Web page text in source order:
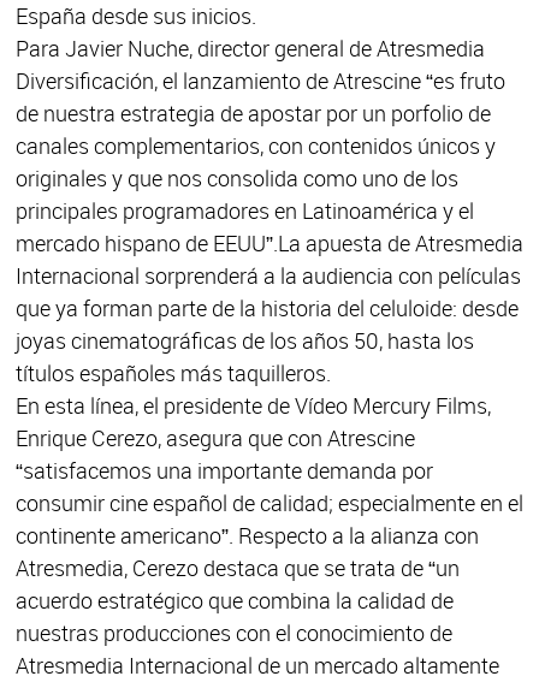
España desde sus inicios.
Para Javier Nuche, director general de Atresmedia
Diversificación, el lanzamiento de Atrescine “es fruto
de nuestra estrategia de apostar por un porfolio de
canales complementarios, con contenidos únicos y
originales y que nos consolida como uno de los
principales programadores en Latinoamérica y el
mercado hispano de EEUU”.La apuesta de Atresmedia
Internacional sorprenderá a la audiencia con películas
que ya forman parte de la historia del celuloide: desde
joyas cinematográficas de los años 50, hasta los
títulos españoles más taquilleros.
En esta línea, el presidente de Vídeo Mercury Films,
Enrique Cerezo, asegura que con Atrescine
“satisfacemos una importante demanda por
consumir cine español de calidad; especialmente en el
continente americano”. Respecto a la alianza con
Atresmedia, Cerezo destaca que se trata de “un
acuerdo estratégico que combina la calidad de
nuestras producciones con el conocimiento de
Atresmedia Internacional de un mercado altamente